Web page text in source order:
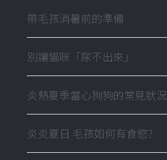
帶毛孩消暑前的準備
別讓貓咪「尿不出來」
炎熱夏季當心狗狗的常見狀況
炎炎夏日 毛孩如何有食慾?